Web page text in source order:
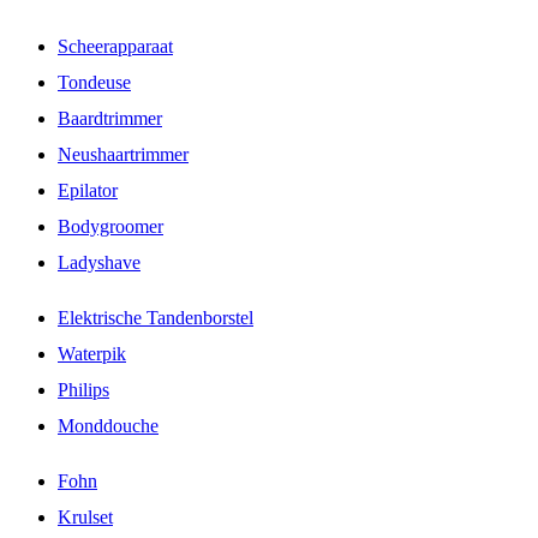
Scheerapparaat
Tondeuse
Baardtrimmer
Neushaartrimmer
Epilator
Bodygroomer
Ladyshave
Elektrische Tandenborstel
Waterpik
Philips
Monddouche
Fohn
Krulset